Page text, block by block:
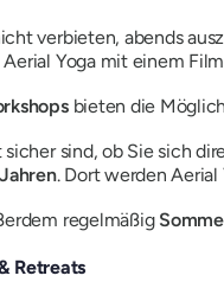
verbieten, abends
Aerial Yoga mit einem
bieten die
sind, ob Sie sich
. Dort werden
regelmäßig
Retreats